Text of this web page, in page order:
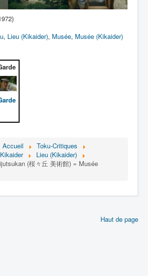
Kikaider (人造 人間
) = Androïde Kikaider
, Lieu (Kikaider), Musée, Musée (Kikaider)
Accueil
Toku-Critiques
Kikaider
Lieu (Kikaider)
(桜々丘 美術館) = Musée
Haut de page